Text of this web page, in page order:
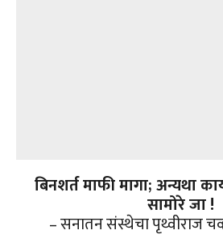
बिनशर्त माफी मागा;अन्यथा
सामोरे जा !
– सनातन संस्थेचा पृथ्वीराज